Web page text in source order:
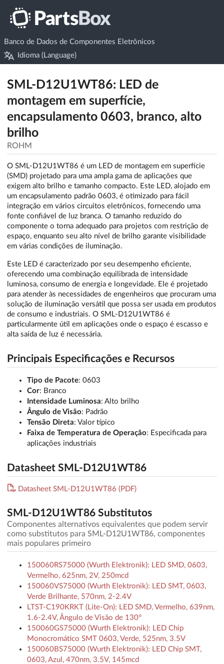
Banco de Dados de Componentes Eletrônicos
Idioma (Language)
SML-D12U1WT86: LED de
montagem em superfície,
encapsulamento 0603, branco, alto
brilho
ROHM
O SML-D12U1WT86 é um LED de montagem em superfície
(SMD) projetado para uma ampla gama de aplicações que
exigem alto brilho e tamanho compacto. Este LED, alojado em
um encapsulamento padrão 0603, é otimizado para fácil
integração em vários circuitos eletrônicos, fornecendo uma
fonte confiável de luz branca. O tamanho reduzido do
componente o torna adequado para projetos com restrição de
espaço, enquanto seu alto nível de brilho garante visibilidade
em várias condições de iluminação.
Este LED é caracterizado por seu desempenho eficiente,
oferecendo uma combinação equilibrada de intensidade
luminosa, consumo de energia e longevidade. Ele é projetado
para atender às necessidades de engenheiros que procuram uma
solução de iluminação versátil que possa ser usada em produtos
de consumo e industriais. O SML-D12U1WT86 é
particularmente útil em aplicações onde o espaço é escasso e
alta saída de luz é necessária.
Principais Especificações e Recursos
Tipo de Pacote: 0603
Cor: Branco
Intensidade Luminosa: Alto brilho
Ângulo de Visão: Padrão
Tensão Direta: Valor típico
Faixa de Temperatura de Operação: Especificada para
aplicações industriais
Datasheet SML-D12U1WT86
Datasheet SML-D12U1WT86 (PDF)
SML-D12U1WT86 Substitutos
Componentes alternativos equivalentes que podem servir
como substitutos para SML-D12U1WT86, componentes
mais populares primeiro
150060RS75000 (Wurth Elektronik): LED SMD, 0603,
Vermelho, 625nm, 2V, 250mcd
150060VS75000 (Wurth Elektronik): LED SMT, 0603,
Verde Brilhante, 570nm, 2-2.4V
LTST-C190KRKT (Lite-On): LED SMD, Vermelho, 639nm,
1.6-2.4V, Ângulo de Visão de 130°
150060GS75000 (Wurth Elektronik): LED Chip
Monocromático SMT 0603, Verde, 525nm, 3.5V
150060BS75000 (Wurth Elektronik): LED Chip SMT,
0603, Azul, 470nm, 3.5V, 145mcd